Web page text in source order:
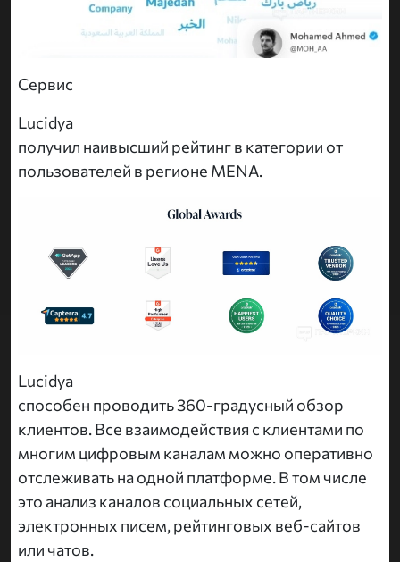
Сервис
Lucidya
получил наивысший рейтинг в категории от
пользователей в регионе MENA.
Lucidya
способен проводить 360-градусный обзор
клиентов. Все взаимодействия с клиентами по
многим цифровым каналам можно оперативно
отслеживать на одной платформе. В том числе
это анализ каналов социальных сетей,
электронных писем, рейтинговых веб-сайтов
или чатов.